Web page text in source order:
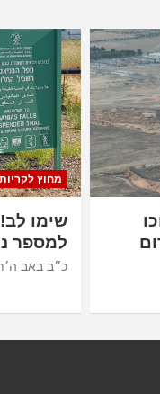
מחוץ לקריות
שימו
למספר
כ״ב באב